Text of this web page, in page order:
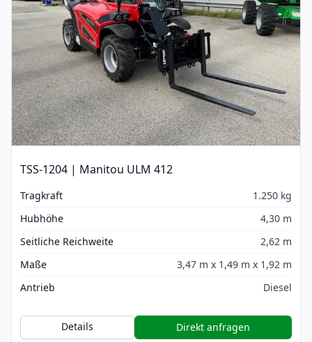
TSS-1204 | Manitou ULM 412
Tragkraft
1.250 kg
Hubhöhe
4,30 m
Seitliche Reichweite
2,62 m
Maße
3,47 m x 1,49 m x 1,92 m
Antrieb
Diesel
Details Direkt anfragen